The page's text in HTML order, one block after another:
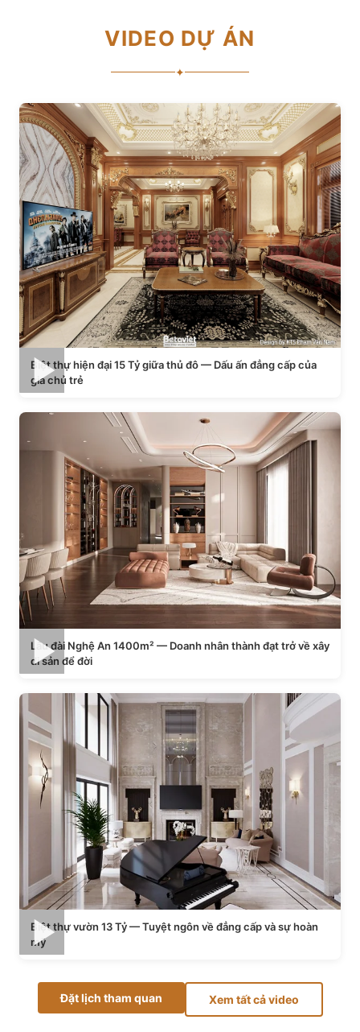
VIDEO DỰ ÁN
✦
Biệt thự hiện đại 15 Tỷ giữa thủ đô — Dấu ấn đẳng cấp của
gia chủ trẻ
Lâu đài Nghệ An 1400m² — Doanh nhân thành đạt trở về xây
di sản để đời
Biệt thự vườn 13 Tỷ — Tuyệt ngôn về đẳng cấp và sự hoàn
mỹ
Đặt lịch tham quan Xem tất cả video